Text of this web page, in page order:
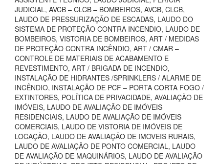
JUDICIAL, AVCB – CLCB – BOMBEIROS, AVCB, CLCB,
LAUDO DE PRESSURIZAÇÃO DE ESCADAS, LAUDO DO
SISTEMA DE PROTEÇÃO CONTRA INCENDIO, LAUDO DE
BOMBEIROS, VISTORIA DE BOMBEIROS, ART / MEDIDAS
DE PROTEÇÃO CONTRA INCÊNDIO, ART / CMAR –
CONTROLE DE MATERIAIS DE ACABAMENTO E
REVESTIMENTO, ART / BRIGADA DE INCENDIO,
INSTALAÇÃO DE HIDRANTES /SPRINKLERS / ALARME DE
INCÊNDIO, INSTALAÇÃO DE PCF – PORTA CORTA FOGO /
EXTINTORES, POLÍTICA DE PRIVACIDADE, AVALIAÇÃO DE
IMÓVEIS, LAUDO DE AVALIAÇÃO DE IMÓVEIS
RESIDENCIAIS, LAUDO DE AVALIAÇÃO DE IMÓVEIS
COMERCIAIS, LAUDO DE VISTORIA DE IMÓVEIS DE
LOCAÇÃO, LAUDO DE AVALIAÇÃO DE IMOVEIS RURAIS,
LAUDO DE AVALIAÇÃO DE PONTO COMERCIAL, LAUDO
DE AVALIAÇÃO DE MAQUINÁRIOS, LAUDO DE AVALIAÇÃO